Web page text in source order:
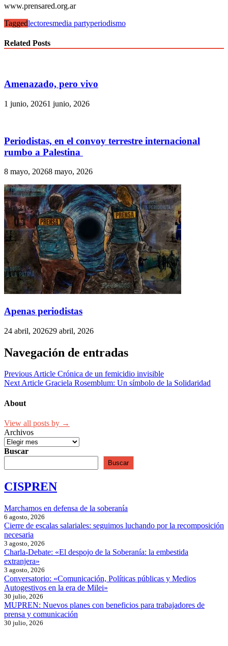
www.prensared.org.ar
Taggedlectoresmedia partyperiodismo
Related Posts
Amenazado, pero vivo
1 junio, 20261 junio, 2026
Periodistas, en el convoy terrestre internacional
rumbo a Palestina
8 mayo, 20268 mayo, 2026
Apenas periodistas
24 abril, 202629 abril, 2026
Navegación de entradas
Previous Article Crónica de un femicidio invisible
Next Article Graciela Rosemblum: Un símbolo de la Solidaridad
About
View all posts by →
Archivos
Buscar
Buscar
CISPREN
Marchamos en defensa de la soberanía
6 agosto, 2026
Cierre de escalas salariales: seguimos luchando por la recomposición
necesaria
3 agosto, 2026
Charla-Debate: «El despojo de la Soberanía: la embestida
extranjera»
3 agosto, 2026
Conversatorio: «Comunicación, Políticas públicas y Medios
Autogestivos en la era de Milei»
30 julio, 2026
MUPREN: Nuevos planes con beneficios para trabajadores de
prensa y comunicación
30 julio, 2026